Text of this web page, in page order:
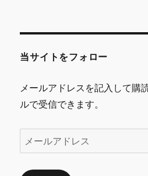
ス
当サイトをフォロー
メールアドレスを記入して購
ルで受信できます。
ー
ル